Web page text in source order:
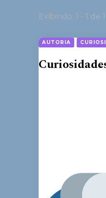
Exibindo: 1 - 1 de
AUTORIA